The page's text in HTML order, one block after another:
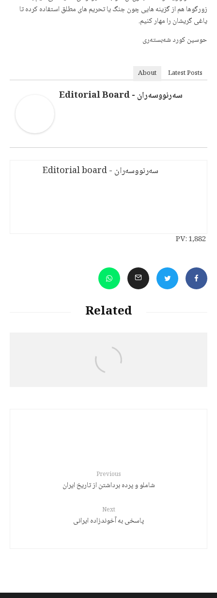
حوسین کورد شەبستەری
About Latest Posts
سەرنووسەران - Editorial Board
سەرنووسەران - Editorial board
PV:1,882
Related
Previous
شاملو و پرده برداشتن از تاریخ ایران
Next
پاسخی به آخوندزاده ایرانی